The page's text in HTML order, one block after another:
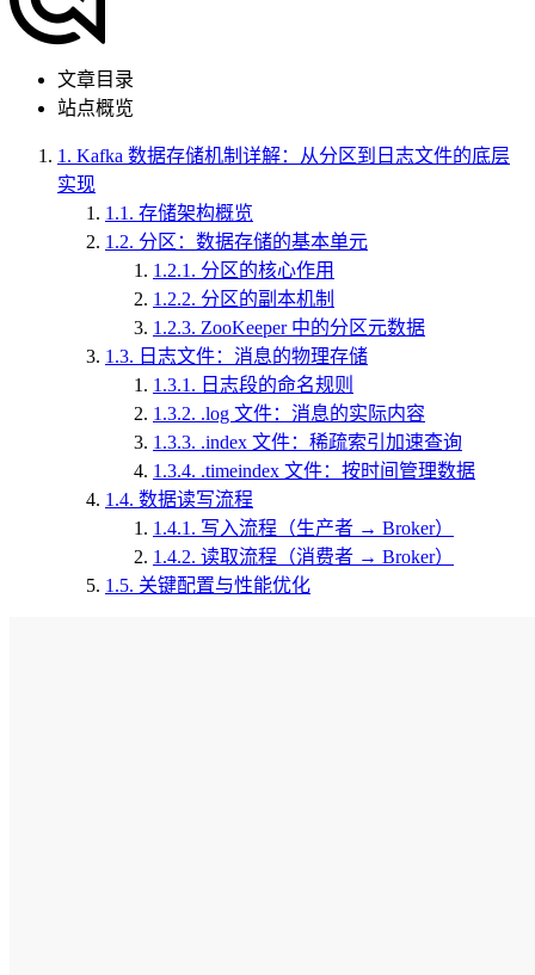
文章目录
站点概览
1. Kafka 数据存储机制详解：从分区到日志文件的底层
实现
1.1. 存储架构概览
1.2. 分区：数据存储的基本单元
1.2.1. 分区的核心作用
1.2.2. 分区的副本机制
1.2.3. ZooKeeper 中的分区元数据
1.3. 日志文件：消息的物理存储
1.3.1. 日志段的命名规则
1.3.2. .log 文件：消息的实际内容
1.3.3. .index 文件：稀疏索引加速查询
1.3.4. .timeindex 文件：按时间管理数据
1.4. 数据读写流程
1.4.1. 写入流程（生产者 → Broker）
1.4.2. 读取流程（消费者 → Broker）
1.5. 关键配置与性能优化